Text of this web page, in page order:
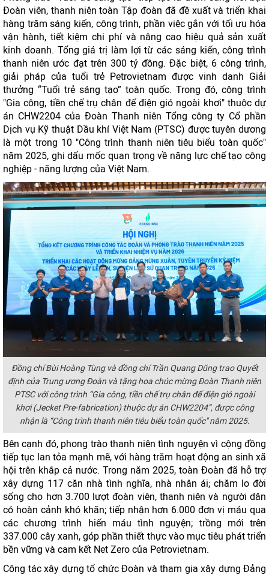
Đoàn viên, thanh niên toàn Tập đoàn đã đề xuất và triển khai
hàng trăm sáng kiến, công trình, phần việc gắn với tối ưu hóa
vận hành, tiết kiệm chi phí và nâng cao hiệu quả sản xuất
kinh doanh. Tổng giá trị làm lợi từ các sáng kiến, công trình
thanh niên ước đạt trên 300 tỷ đồng. Đặc biệt, 6 công trình,
giải pháp của tuổi trẻ Petrovietnam được vinh danh Giải
thưởng “Tuổi trẻ sáng tạo” toàn quốc. Trong đó, công trình
"Gia công, tiền chế trụ chân đế điện gió ngoài khơi" thuộc dự
án CHW2204 của Đoàn Thanh niên Tổng công ty Cổ phần
Dịch vụ Kỹ thuật Dầu khí Việt Nam (PTSC) được tuyên dương
là một trong 10 "Công trình thanh niên tiêu biểu toàn quốc"
năm 2025, ghi dấu mốc quan trọng về năng lực chế tạo công
nghiệp - năng lượng của Việt Nam.
Đồng chí Bùi Hoàng Tùng và đồng chí Trần Quang Dũng trao Quyết
định của Trung ương Đoàn và tặng hoa chúc mừng Đoàn Thanh niên
PTSC với công trình “Gia công, tiền chế trụ chân đế điện gió ngoài
khơi (Jecket Pre-fabrication) thuộc dự án CHW2204”, được công
nhận là “Công trình thanh niên tiêu biểu toàn quốc" năm 2025.
Bên cạnh đó, phong trào thanh niên tình nguyện vì cộng đồng
tiếp tục lan tỏa mạnh mẽ, với hàng trăm hoạt động an sinh xã
hội trên khắp cả nước. Trong năm 2025, toàn Đoàn đã hỗ trợ
xây dựng 117 căn nhà tình nghĩa, nhà nhân ái; chăm lo đời
sống cho hơn 3.700 lượt đoàn viên, thanh niên và người dân
có hoàn cảnh khó khăn; tiếp nhận hơn 6.000 đơn vị máu qua
các chương trình hiến máu tình nguyện; trồng mới trên
337.000 cây xanh, góp phần thiết thực vào mục tiêu phát triển
bền vững và cam kết Net Zero của Petrovietnam.
Công tác xây dựng tổ chức Đoàn và tham gia xây dựng Đảng